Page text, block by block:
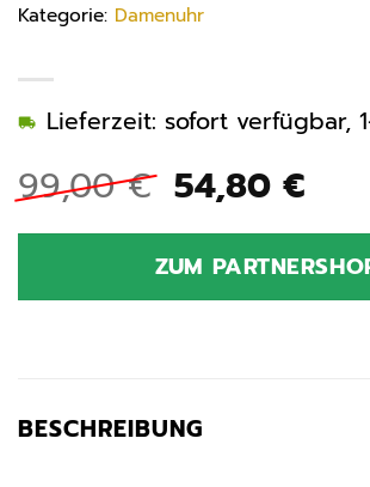
99,00€
Preis
war:
99,00 €
54,80 €
ist:
Lieferzeit: sofort verfügbar,
ZUM
Kategorie: Damenuhr
BESCHREIBUNG